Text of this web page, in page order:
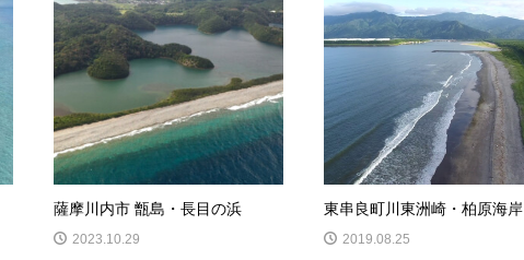
薩摩川内市 甑島・長目の浜
2023.10.29
東串良町川東洲崎・柏原海岸
2019.08.25